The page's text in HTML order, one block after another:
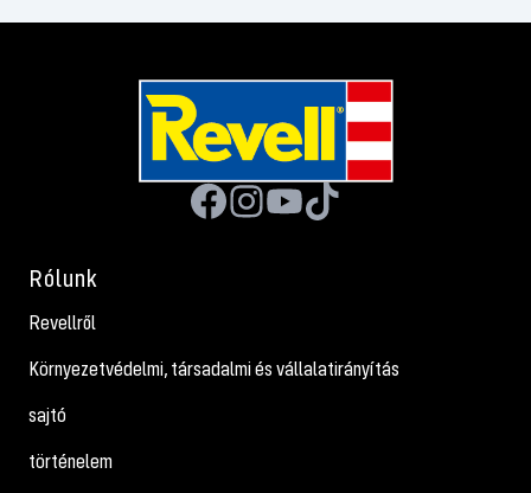
Rólunk
Revellről
Környezetvédelmi, társadalmi és vállalatirányítás
sajtó
történelem